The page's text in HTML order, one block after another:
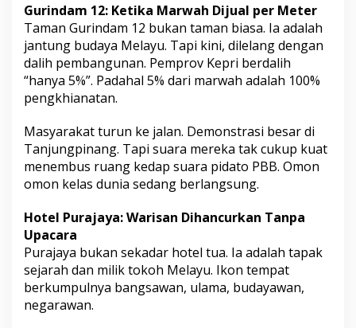
a
m
Gurindam 12: Ketika Marwah Dijual per Meter
Taman Gurindam 12 bukan taman biasa. Ia adalah
jantung budaya Melayu. Tapi kini, dilelang dengan
dalih pembangunan. Pemprov Kepri berdalih
“hanya 5%”. Padahal 5% dari marwah adalah 100%
pengkhianatan.
Masyarakat turun ke jalan. Demonstrasi besar di
Tanjungpinang. Tapi suara mereka tak cukup kuat
menembus ruang kedap suara pidato PBB. Omon
omon kelas dunia sedang berlangsung.
Hotel Purajaya: Warisan Dihancurkan Tanpa
Upacara
Purajaya bukan sekadar hotel tua. Ia adalah tapak
sejarah dan milik tokoh Melayu. Ikon tempat
berkumpulnya bangsawan, ulama, budayawan,
negarawan.